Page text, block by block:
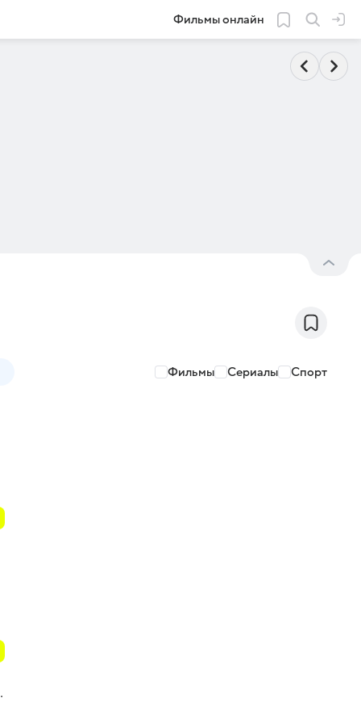
Фильмы онлайн
Фильмы Сериалы Спорт